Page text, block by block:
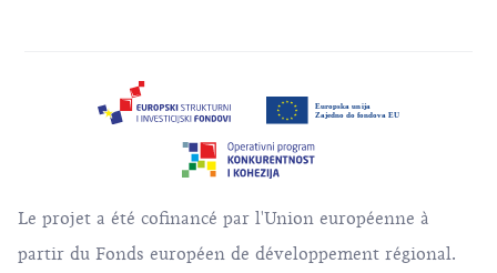
Le projet a été cofinancé par l'Union européenne à
partir du Fonds européen de développement régional.